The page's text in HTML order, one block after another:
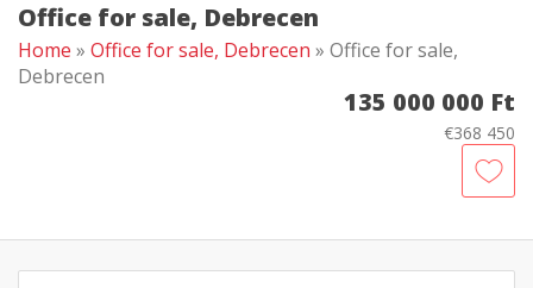
Office for sale, Debrecen
Home » Office for sale, Debrecen » Office for sale,
Debrecen
135 000 000 Ft
€368 450